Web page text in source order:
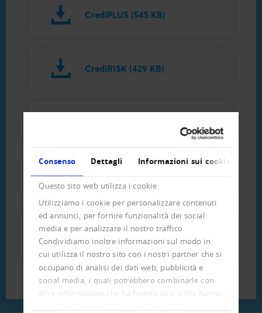
Consenso Dettagli Informazioni sui cookie
Questo sito web utilizza i cookie
Utilizziamo i cookie per personalizzare contenuti
ed annunci, per fornire funzionalità dei social
media e per analizzare il nostro traffico.
Condividiamo inoltre informazioni sul modo in
cui utilizza il nostro sito con i nostri partner che si
occupano di analisi dei dati web, pubblicità e
social media, i quali potrebbero combinarle con
altre informazioni che ha fornito loro o che hanno
CrediPLUS (545 KB)
CrediRISK (429 KB)
Informazione sulle esecuzioni
(58 KB)